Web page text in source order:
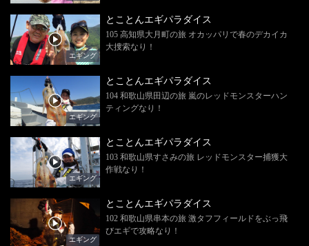
エギング
とことんエギパラダイス
105 高知県大月町の旅 オカッパリで春のデカイカ
大捜索なり！
エギング
とことんエギパラダイス
104 和歌山県田辺の旅 嵐のレッドモンスターハン
ティングなり！
エギング
とことんエギパラダイス
103 和歌山県すさみの旅 レッドモンスター捕獲大
作戦なり！
エギング
とことんエギパラダイス
102 和歌山県串本の旅 激タフフィールドをぶっ飛
びエギで攻略なり！